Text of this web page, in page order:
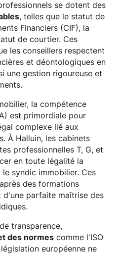
se dotent des
, telles que le statut de
Financiers (CIF), la
de courtier. Ces
les conseillers respectent
et déontologiques en
une gestion rigoureuse et
la compétence
est primordiale pour
complexe lié aux
À Halluin, les cabinets
professionnelles T, G, et
en toute légalité la
syndic immobilier. Ces
des formations
d'une parfaite maîtrise des
transparence,
des normescomme l'ISO
européenne ne